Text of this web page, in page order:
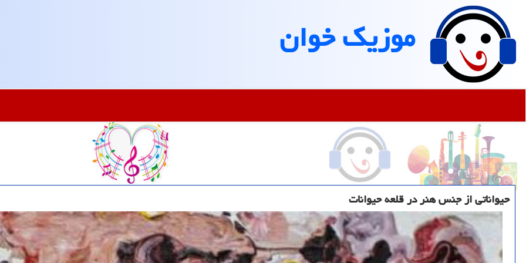
موزیك خوان
حیواناتی از جنس هنر در قلعه حیوانات